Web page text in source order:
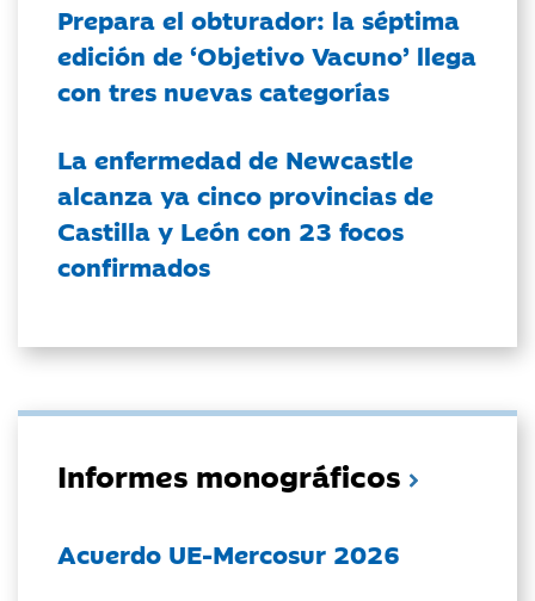
Prepara el obturador: la séptima
edición de ‘Objetivo Vacuno’ llega
con tres nuevas categorías
La enfermedad de Newcastle
alcanza ya cinco provincias de
Castilla y León con 23 focos
confirmados
Informes monográficos
Acuerdo UE-Mercosur 2026